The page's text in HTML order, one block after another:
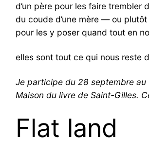
d’un père pour les faire trembler
du coude d’une mère — ou
pour les y poser quand tout en
elles sont tout ce qui nous reste
Je participe du 28 septembre
Maison du livre de Saint-Gilles.
Flat land